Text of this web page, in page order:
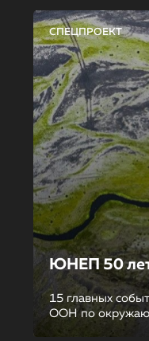
СПЕЦПРОЕКТ
ЮНЕП 50
15 главных
ООН по